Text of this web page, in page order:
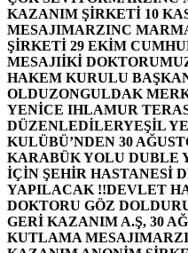
KAZANIM ŞİRKETİ 10
MESAJIMARZINC
ŞİRKETİ 29 EKİM
MESAJIİKİ
HAKEM KURULU
OLDUZONGULDAK
YENİCE IHLAMUR
DÜZENLEDİLERYEŞİL
KULÜBÜ’NDEN 30
KARABÜK YOLU DUBLE
İÇİN ŞEHİR HASTANESİ
YAPILACAK !!DEVLET
DOKTORU GÖZ
GERİ KAZANIM A.Ş, 30
KUTLAMA MESAJI